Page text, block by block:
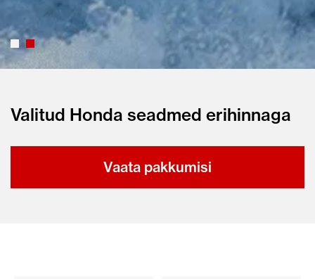
Valitud Honda seadmed erihinnaga
Vaata pakkumisi